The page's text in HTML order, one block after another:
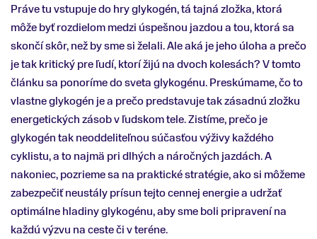
Práve tu vstupuje do hry glykogén, tá tajná zložka, ktorá
môže byť rozdielom medzi úspešnou jazdou a tou, ktorá sa
skončí skôr, než by sme si želali. Ale aká je jeho úloha a prečo
je tak kritický pre ľudí, ktorí žijú na dvoch kolesách? V tomto
článku sa ponoríme do sveta glykogénu. Preskúmame, čo to
vlastne glykogén je a prečo predstavuje tak zásadnú zložku
energetických zásob v ľudskom tele. Zistíme, prečo je
glykogén tak neoddeliteľnou súčasťou výživy každého
cyklistu, a to najmä pri dlhých a náročných jazdách. A
nakoniec, pozrieme sa na praktické stratégie, ako si môžeme
zabezpečiť neustály prísun tejto cennej energie a udržať
optimálne hladiny glykogénu, aby sme boli pripravení na
každú výzvu na ceste či v teréne.